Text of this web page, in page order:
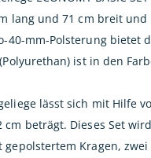
lang und 71 cm breit
40-mm-Polsterung
ist in den
lässt sich mit Hilfe
cm beträgt. Dieses Set
gepolstertem Kragen,